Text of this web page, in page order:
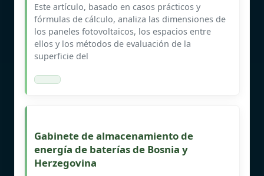
Este artículo, basado en casos prácticos y
fórmulas de cálculo, analiza las dimensiones de
los paneles fotovoltaicos, los espacios entre
ellos y los métodos de evaluación de la
superficie del
Gabinete de almacenamiento de
energía de baterías de Bosnia y
Herzegovina